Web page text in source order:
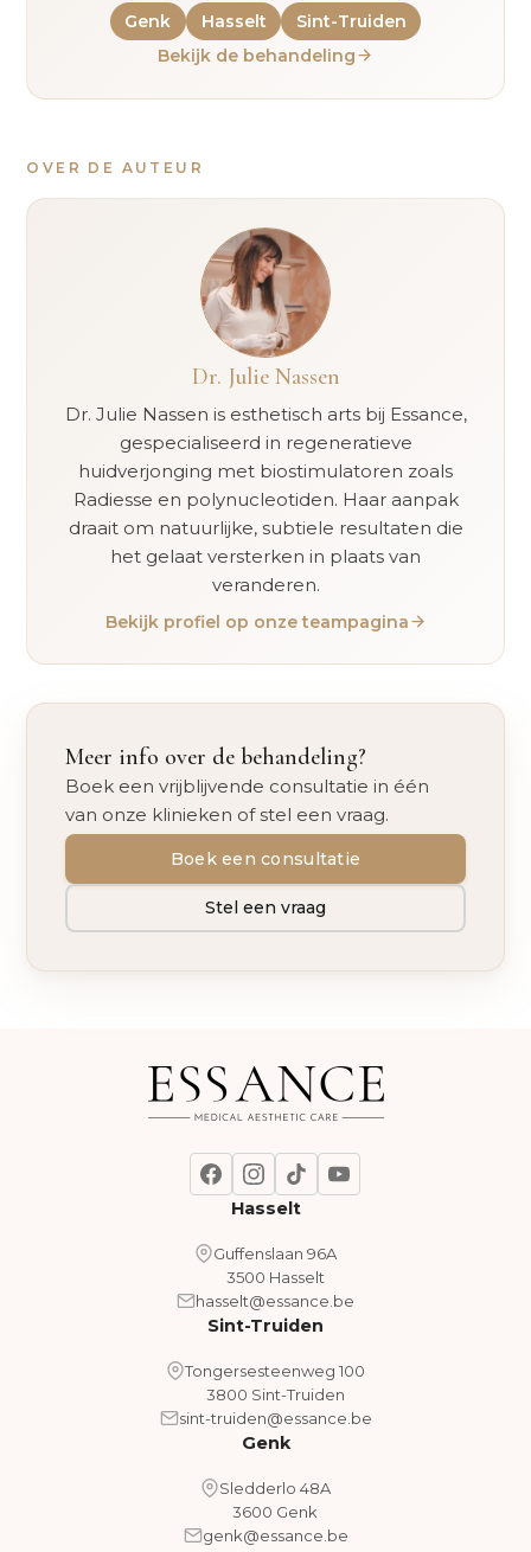
Genk Hasselt
Sint-Truiden
Bekijk de behandeling
OVER DE AUTEUR
Dr. Julie Nassen
Dr. Julie Nassen is esthetisch arts bij Essance,
gespecialiseerd in regeneratieve
huidverjonging met biostimulatoren zoals
Radiesse en polynucleotiden. Haar aanpak
draait om natuurlijke, subtiele resultaten die
het gelaat versterken in plaats van
veranderen.
Bekijk profiel op onze teampagina
Meer info over de behandeling?
Boek een vrijblijvende consultatie in één
van onze klinieken of stel een vraag.
Boek een consultatie
Stel een vraag
Hasselt
Guffenslaan 96A
3500 Hasselt
hasselt@essance.be
Sint-Truiden
Tongersesteenweg 100
3800 Sint-Truiden
sint-truiden@essance.be
Genk
Sledderlo 48A
3600 Genk
genk@essance.be